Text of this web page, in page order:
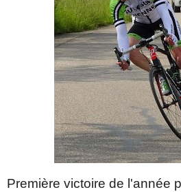
Première victoire de l'année